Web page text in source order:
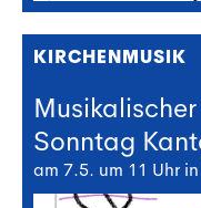
KIRCHENMUSIK
Sonntag
am 7.5. um 11 Uhr